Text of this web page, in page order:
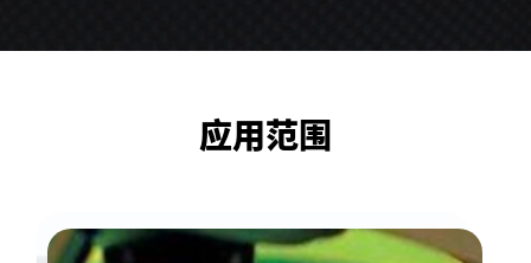
应用范围